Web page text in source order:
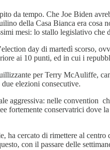
da tempo. Che Joe Biden
della Casa Bianca era
mesi: lo stallo legislativo
day di martedì scorso,
ai 10 punti, ed in cui i
per Terry McAuliffe,
elezioni consecutive.
aggressiva: nelle convention
fortemente conservatrici dove
ha cercato di rimettere al
con il passare delle